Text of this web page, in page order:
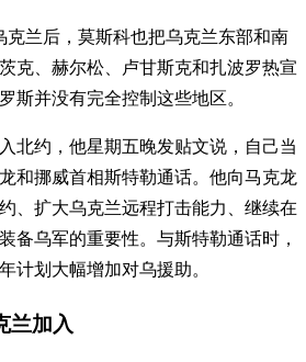
克兰后，莫斯科也把乌克兰东部和南
、赫尔松、卢甘斯克和扎波罗热宣
斯并没有完全控制这些地区。
北约，他星期五晚发贴文说，自己当
和挪威首相斯特勒通话。他向马克龙
、扩大乌克兰远程打击能力、继续在
备乌军的重要性。与斯特勒通话时，
计划大幅增加对乌援助。
兰加入